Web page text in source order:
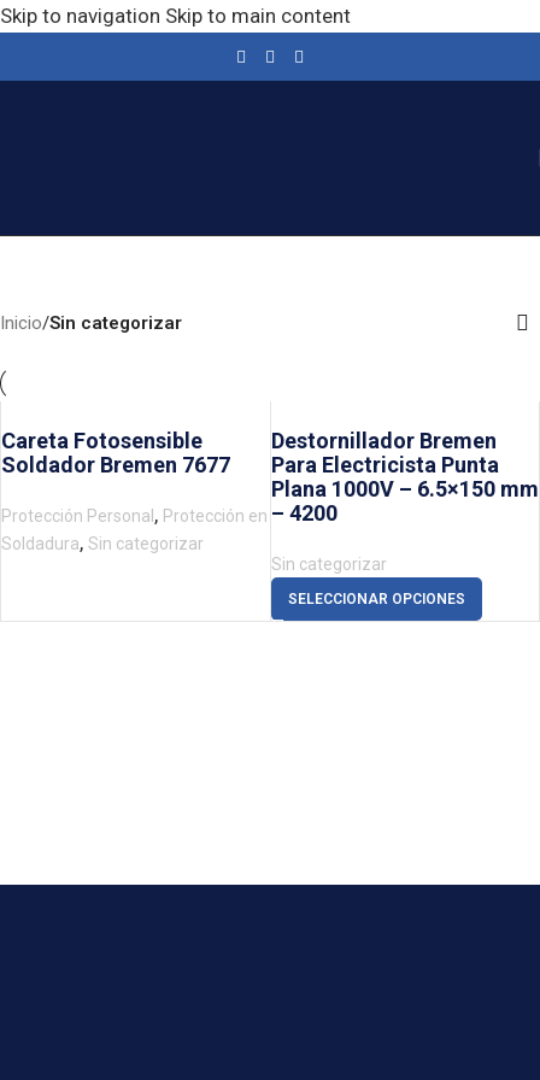
Skip to navigation Skip to main content
Inicio/Sin categorizar
Careta Fotosensible
Soldador Bremen 7677
Protección Personal , Protección en
Soldadura, Sin categorizar
Destornillador Bremen
Para Electricista Punta
Plana 1000V – 6.5×150 mm
– 4200
Sin categorizar
SELECCIONAR OPCIONES